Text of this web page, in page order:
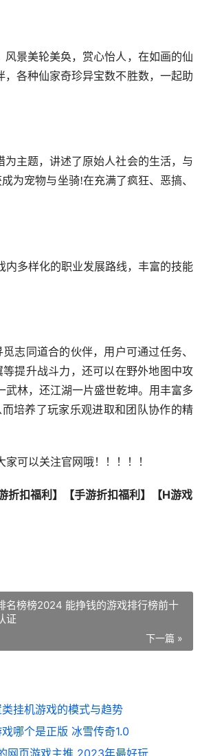
风景美轮美奂，赏心怡人，在如画的仙
各种仙家奇珍异宝数不胜数，一起助
为主题，讲述了原始人社会的生活，与
为宠物与坐骑!在充满了疯狂、恶搞、
内多样化的职业发展路线，丰富的技能
志同道合的伙伴，用户可通过任务、
提升战斗力，还可以在野外地图中攻
林，还江湖一片盛世乾坤。用丰富多
培养了玩家乐观进取和团队协作的精
可以关注官网哦！！！！！
折扣福利 】【手游折扣福利 】【H游戏
名榜榜2024 能挣钱的游戏排行榜前十
证
下一篇 »
挂机游戏的模式与趋势
哪个是正版 冰雪传奇1.0